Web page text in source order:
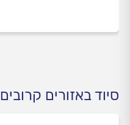
סיוד באזורים קרובים